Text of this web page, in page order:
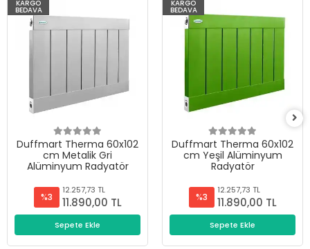
KARGO
BEDAVA
Duffmart Therma 60x102
cm Metalik Gri
Alüminyum Radyatör
%3
12.257,73 TL
11.890,00 TL
Sepete Ekle
KARGO
BEDAVA
Duffmart Therma 60x102
cm Yeşil Alüminyum
Radyatör
%3
12.257,73 TL
11.890,00 TL
Sepete Ekle